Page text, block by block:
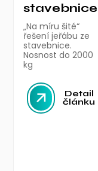
stavebnice
„Na míru šité“
řešení jeřábu ze
stavebnice.
Nosnost do 2000
kg
Detail
článku